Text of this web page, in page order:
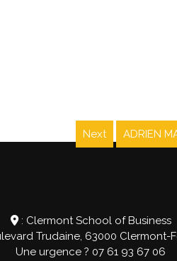
Next
Next
ADRIEN
: Clermont School of Business
Trudaine, 63000 Clermont-
Une urgence ? 07 61 93 67 06